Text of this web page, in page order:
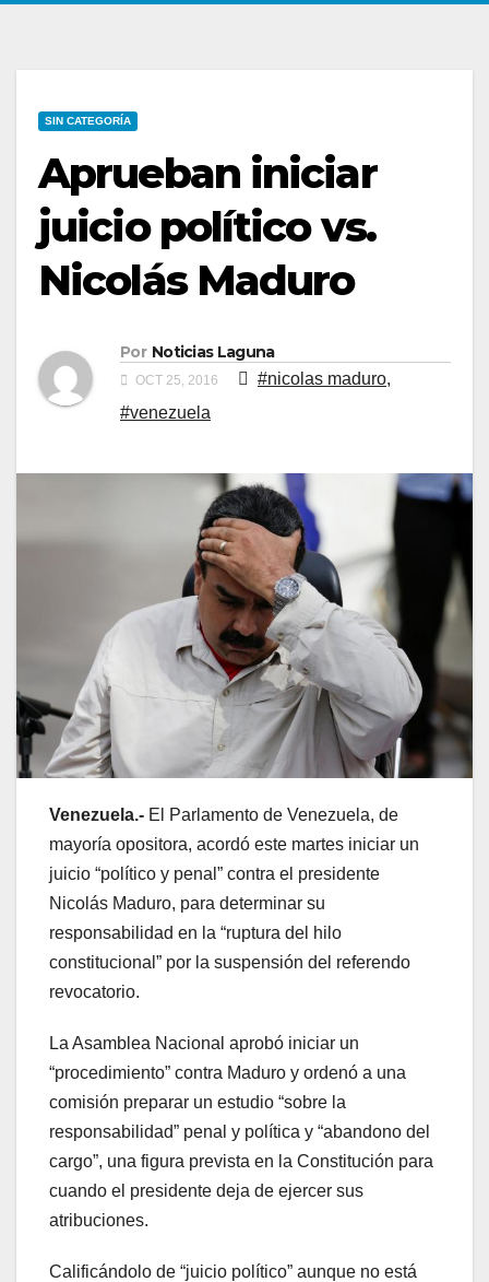
SIN CATEGORÍA
Aprueban iniciar
juicio político vs.
Nicolás Maduro
Por Noticias Laguna
OCT 25, 2016 #nicolas maduro,
#venezuela
Venezuela.- El Parlamento de Venezuela, de
mayoría opositora, acordó este martes iniciar un
juicio “político y penal” contra el presidente
Nicolás Maduro, para determinar su
responsabilidad en la “ruptura del hilo
constitucional” por la suspensión del referendo
revocatorio.
La Asamblea Nacional aprobó iniciar un
“procedimiento” contra Maduro y ordenó a una
comisión preparar un estudio “sobre la
responsabilidad” penal y política y “abandono del
cargo”, una figura prevista en la Constitución para
cuando el presidente deja de ejercer sus
atribuciones.
Calificándolo de “juicio político” aunque no está